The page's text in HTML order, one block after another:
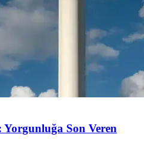
Yorgunluğa Son Veren